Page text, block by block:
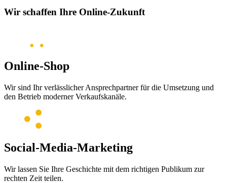
Wir schaffen Ihre Online-Zukunft
Online-Shop
Wir sind Ihr verlässlicher Ansprechpartner für die Umsetzung und
den Betrieb moderner Verkaufskanäle.
Social-Media-Marketing
Wir lassen Sie Ihre Geschichte mit dem richtigen Publikum zur
rechten Zeit teilen.